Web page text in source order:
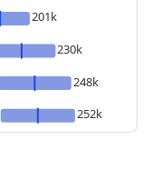
201k
230k
248k
252k